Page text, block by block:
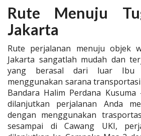
Rute Menuju
Jakarta
Rute perjalanan menuju objek
Jakarta sangatlah mudah dan
yang berasal dari luar Ibu
menggunakan sarana
Bandara Halim Perdana Kusuma
dilanjutkan perjalanan Anda
dengan menggunakan
sesampai di Cawang UKI,